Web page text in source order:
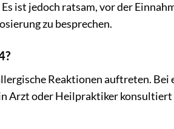
ist jedoch ratsam, vor der
zu besprechen.
Reaktionen auftreten. Bei
Arzt oder Heilpraktiker konsultiert